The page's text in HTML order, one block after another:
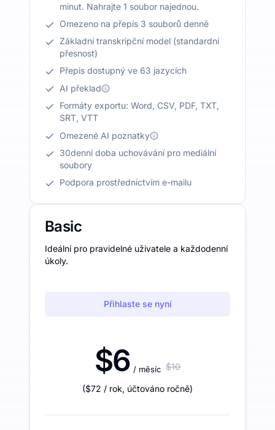
minut. Nahrajte 1 soubor najednou.
Omezeno na přepis 3 souborů denně
Základní transkripční model (standardní
přesnost)
Přepis dostupný ve 63 jazycích
AI překlad
Formáty exportu: Word, CSV, PDF, TXT,
SRT, VTT
Omezené AI poznatky
30denní doba uchovávání pro mediální
soubory
Podpora prostřednictvím e-mailu
Basic
Ideální pro pravidelné uživatele a každodenní
úkoly.
Přihlaste se nyní
$6 / měsíc $10
($72 / rok, účtováno ročně)